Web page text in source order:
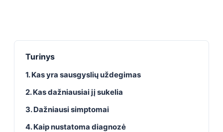
Turinys
1. Kas yra sausgyslių uždegimas
2. Kas dažniausiai jį sukelia
3. Dažniausi simptomai
4. Kaip nustatoma diagnozė